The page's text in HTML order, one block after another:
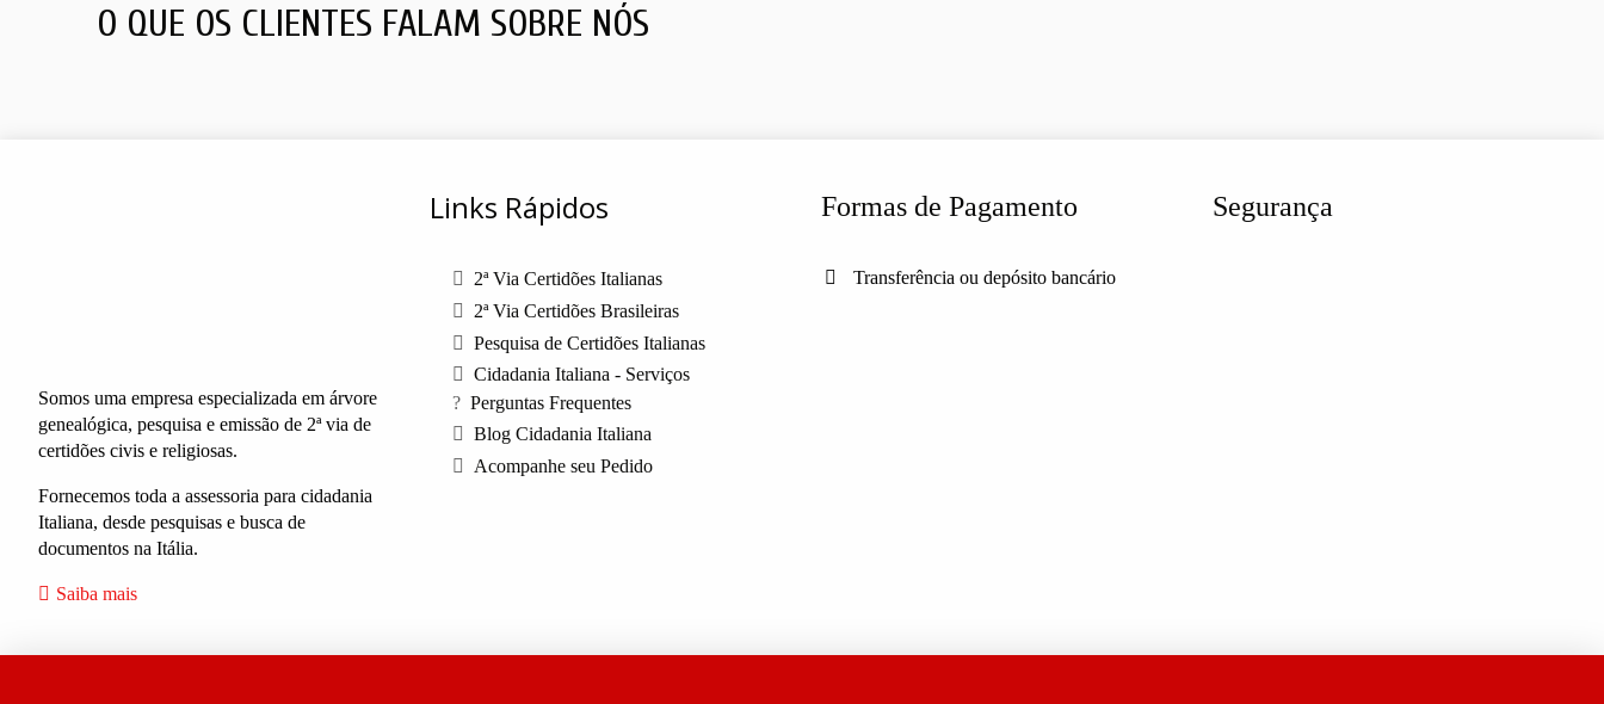
O QUE OS CLIENTES FALAM SOBRE NÓS
Somos uma empresa especializada em árvore
genealógica, pesquisa e emissão de 2ª via de
certidões civis e religiosas.
Fornecemos toda a assessoria para cidadania
Italiana, desde pesquisas e busca de
documentos na Itália.
Saiba mais
Links Rápidos
2ª Via Certidões Italianas
2ª Via Certidões Brasileiras
Pesquisa de Certidões Italianas
Cidadania Italiana - Serviços
Perguntas Frequentes
Blog Cidadania Italiana
Acompanhe seu Pedido
Formas de Pagamento
Transferência ou depósito bancário
Segurança